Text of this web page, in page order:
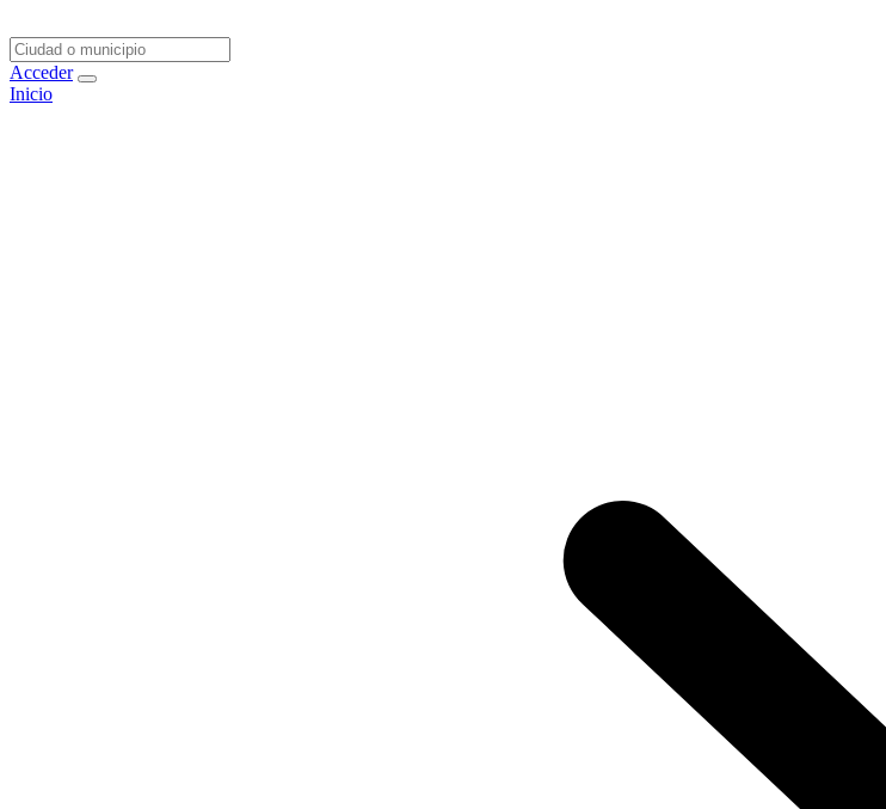
Acceder
Inicio